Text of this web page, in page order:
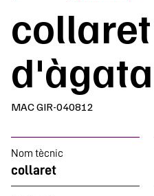
collaret
d'àgata
MAC GIR-040812
Nom tècnic
collaret